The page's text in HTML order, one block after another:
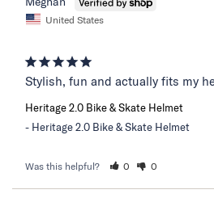
United States
Stylish, fun and actually fits my
Heritage 2.0 Bike & Skate Helmet
Heritage 2.0 Bike & Skate Helmet
Was this helpful? 0 0